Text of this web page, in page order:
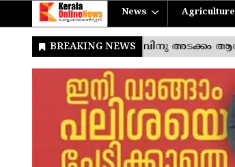
News Agriculture